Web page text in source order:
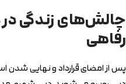
چالش‌های زندگی
رفاهی
پس از امضای قرارداد و نهایی شدن